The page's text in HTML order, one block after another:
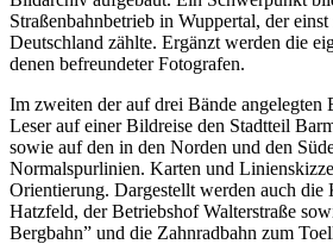
Straßenbahnbetrieb in Wuppertal, der
Deutschland zählte. Ergänzt werden die
denen befreundeter Fotografen.
Im zweiten der auf drei Bände angelegten
Leser auf einer Bildreise den Stadtteil
sowie auf den in den Norden und den
Normalspurlinien. Karten und
Orientierung. Dargestellt werden auch
Hatzfeld, der Betriebshof Walterstraße
Bergbahn” und die Zahnradbahn zum